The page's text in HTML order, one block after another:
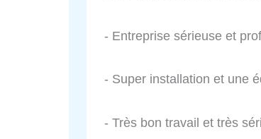
- Entreprise sérieuse et
- Super installation et une
- Très bon travail et très